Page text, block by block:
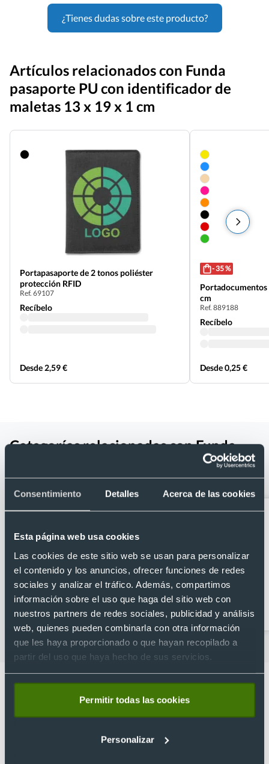
Consentimiento Detalles Acerca de las cookies
Esta página web usa cookies
Las cookies de este sitio web se usan para personalizar
el contenido y los anuncios, ofrecer funciones de redes
sociales y analizar el tráfico. Además, compartimos
información sobre el uso que haga del sitio web con
nuestros partners de redes sociales, publicidad y análisis
web, quienes pueden combinarla con otra información
que les haya proporcionado o que hayan recopilado a
partir del uso que haya hecho de sus servicios.
Permitir todas las cookies
Personalizar
¿Tienes dudas sobre este producto?
Artículos relacionados con Funda
pasaporte PU con identificador de
maletas 13 x 19 x 1 cm
Portapasaporte de 2 tonos poliéster
protección RFID
Ref. 69107
Recíbelo
Desde 2,59 €
- 35 %
cm
Ref. 889188
Recíbelo
Desde 0,25 €
Categorías relacionadas con Funda
pasaporte PU con identificador de
maletas 13 x 19 x 1 cm
Accesorios de viaje
Bandoleras
personalizadas
Lo que dicen nuestros clientes